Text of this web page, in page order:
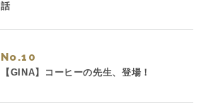
話
No.
【GINA】コーヒーの先生、登場！